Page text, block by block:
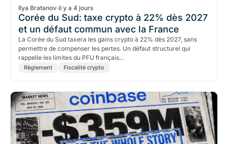
Ilya Bratanov·il y a 4 jours
Corée du Sud: taxe crypto à 22% dès 2027
et un défaut commun avec la France
La Corée du Sud taxera les gains crypto à 22% dès 2027, sans
permettre de compenser les pertes. Un défaut structurel qui
rappelle les limites du PFU français…
Règlement Fiscalité crypto